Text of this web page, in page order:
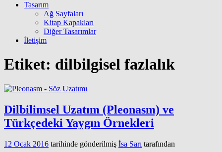
Tasarım
Ağ Sayfaları
Kitap Kapakları
Diğer Tasarımlar
İletişim
Etiket: dilbilgisel fazlalık
Dilbilimsel Uzatım (Pleonasm) ve
Türkçedeki Yaygın Örnekleri
12 Ocak 2016 tarihinde gönderilmiş İsa Sarı tarafından